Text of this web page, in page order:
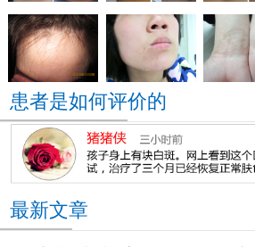
患者是如何评价的
最新文章